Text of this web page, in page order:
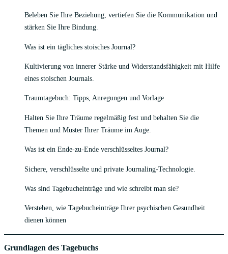
Beleben Sie Ihre Beziehung, vertiefen Sie die Kommunikation und
stärken Sie Ihre Bindung.
Was ist ein tägliches stoisches Journal?
Kultivierung von innerer Stärke und Widerstandsfähigkeit mit Hilfe
eines stoischen Journals.
Traumtagebuch: Tipps, Anregungen und Vorlage
Halten Sie Ihre Träume regelmäßig fest und behalten Sie die
Themen und Muster Ihrer Träume im Auge.
Was ist ein Ende-zu-Ende verschlüsseltes Journal?
Sichere, verschlüsselte und private Journaling-Technologie.
Was sind Tagebucheinträge und wie schreibt man sie?
Verstehen, wie Tagebucheinträge Ihrer psychischen Gesundheit
dienen können
Grundlagen des Tagebuchs